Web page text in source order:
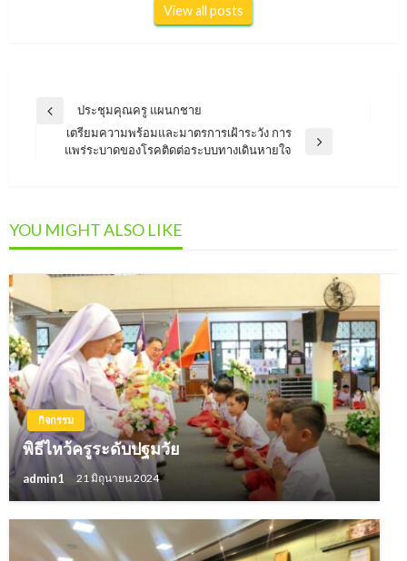
View all posts
แนะแนว
เรื่อง
Previousประชุมคุณครู แผนกชาย
Next
เตรียมความพร้อมและมาตรการเฝ้าระวัง การ
แพร่ระบาดของโรคติดต่อระบบทางเดินหายใจ
YOU MIGHT ALSO LIKE
กิจกรรม
พิธีไหว้ครูระดับปฐมวัย
admin1 21 มิถุนายน 2024